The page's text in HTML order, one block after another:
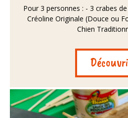
Pour 3 personnes : - 3 crabes
Créoline Originale (Douce ou
Chien